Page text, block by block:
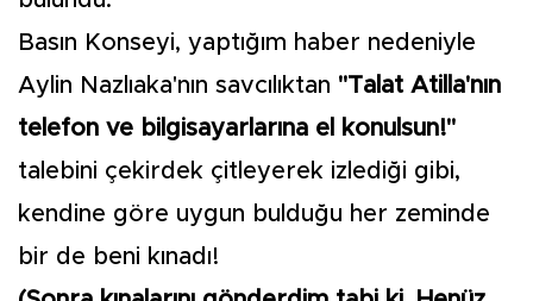
Basın Konseyi, yaptığım haber nedeniyle
Aylin Nazlıaka'nın savcılıktan "Talat Atilla'nın
telefon ve bilgisayarlarına el konulsun!"
talebini çekirdek çitleyerek izlediği gibi,
kendine göre uygun bulduğu her zeminde
bir de beni kınadı!